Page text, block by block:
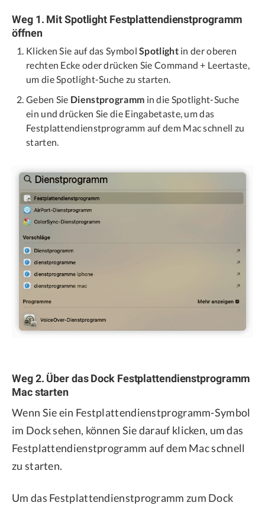
Weg 1. Mit Spotlight Festplattendienstprogramm
öffnen
Klicken Sie auf das SymbolSpotlightin der oberen
rechten Ecke oder drücken Sie Command + Leertaste,
um die Spotlight-Suche zu starten.
Geben Sie Dienstprogramm in die Spotlight-Suche
ein und drücken Sie die Eingabetaste, um das
Festplattendienstprogramm auf dem Mac schnell zu
starten.
Weg 2. Über das Dock Festplattendienstprogramm
Mac starten
Wenn Sie ein Festplattendienstprogramm-Symbol
im Dock sehen, können Sie darauf klicken, um das
Festplattendienstprogramm auf dem Mac schnell
zu starten.
Um das Festplattendienstprogramm zum Dock